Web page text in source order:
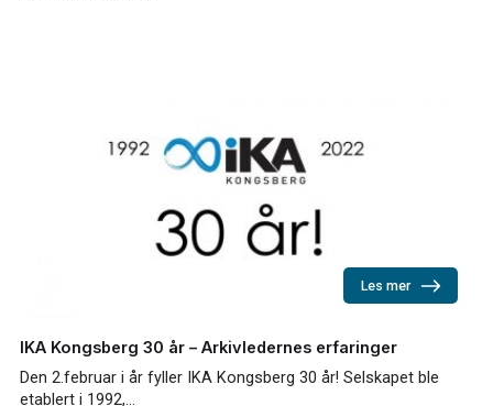
Les mer
IKA Kongsberg 30 år – Arkivledernes erfaringer
Den 2.februar i år fyller IKA Kongsberg 30 år! Selskapet ble
etablert i 1992,…